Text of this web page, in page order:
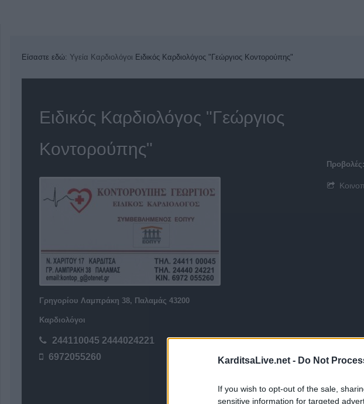
KarditsaLive.net - Do Not
If you wish to opt-out of the sale,
sensitive information for targeted
Είσαστε εδώ: Υγεία Καρδιολόγοι Ειδικός Καρδιολόγος "Γεώργιος Κοντορούπης"
Ειδικός Καρδιολόγος "Γεώργιος
Κοντορούπης"
Γρηγορίου Λαμπράκη 38, Παλαμάς 43200
Καρδιολόγοι
244110045 2444024221
6972055260